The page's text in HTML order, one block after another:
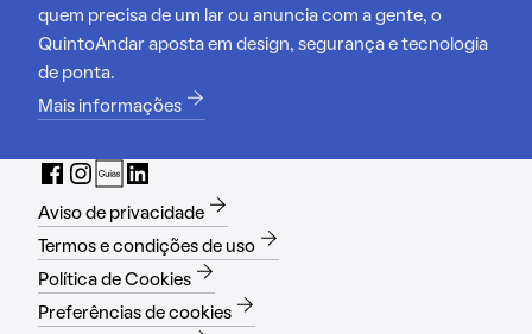
quem precisa de um lar ou anuncia com a gente, o
QuintoAndar aposta em design, segurança e tecnologia
de ponta.
Mais informações
Aviso de privacidade
Termos e condições de uso
Política de Cookies
Preferências de cookies